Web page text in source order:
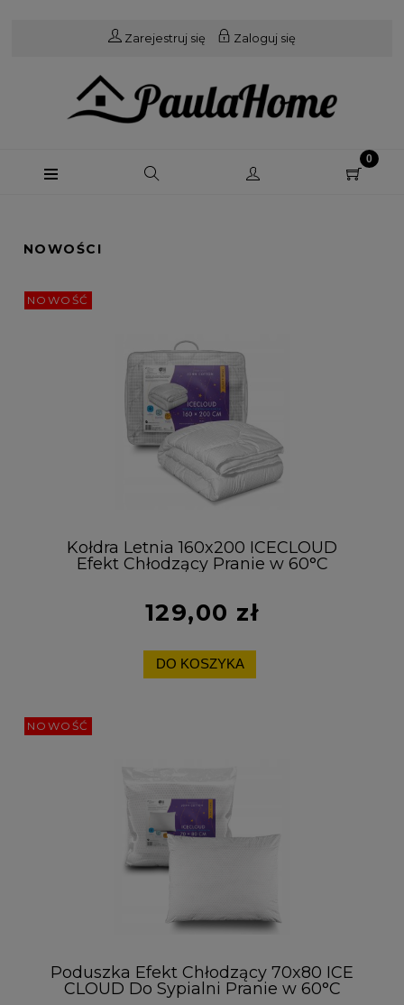
Zarejestruj się Zaloguj się
NOWOŚCI
Kołdra Letnia 160x200 ICECLOUD
Efekt Chłodzący Pranie w 60°C
129,00 zł
DO KOSZYKA
NOWOŚĆ
Poduszka Efekt Chłodzący 70x80 ICE
CLOUD Do Sypialni Pranie w 60°C
NOWOŚĆ